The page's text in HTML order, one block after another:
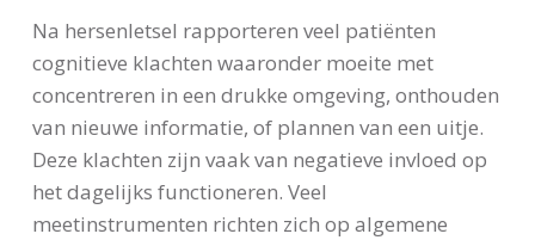
Na hersenletsel rapporteren veel patiënten
cognitieve klachten waaronder moeite met
concentreren in een drukke omgeving, onthouden
van nieuwe informatie, of plannen van een uitje.
Deze klachten zijn vaak van negatieve invloed op
het dagelijks functioneren. Veel
meetinstrumenten richten zich op algemene